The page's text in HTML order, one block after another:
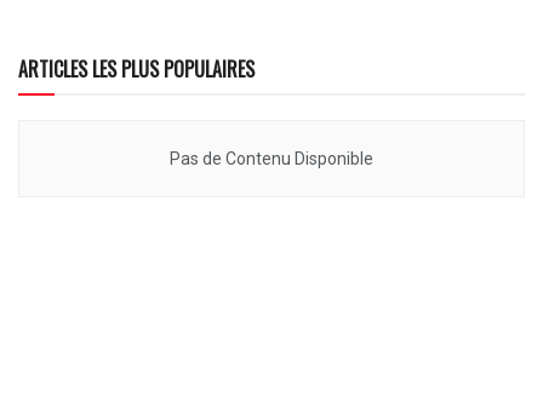
ARTICLES LES PLUS POPULAIRES
Pas de Contenu Disponible